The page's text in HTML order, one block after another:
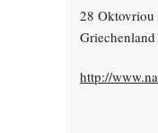
28 Oktovriou
Griechenland
http://